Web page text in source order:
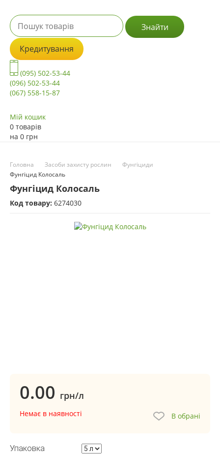
Знайти
Кредитування
(095) 502-53-44
(096) 502-53-44
(067) 558-15-87
Мій кошик
0 товарів
на 0 грн
Головна Засоби захисту рослин
Фунгіциди
Фунгіцид Колосаль
Фунгіцид Колосаль
Код товару: 6274030
0.00 грн/л
Немає в наявності В обрані
Упаковка